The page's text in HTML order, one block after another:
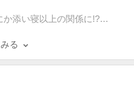
添い寝以上の関係に!?
たことで、人生が一変して
る